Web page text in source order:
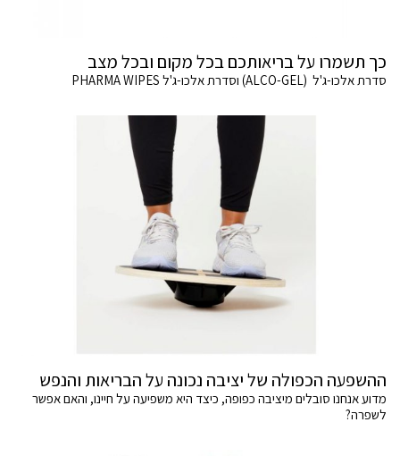
כך תשמרו על בריאותכם בכל מקום ובכל מצב
סדרת אלכו-ג'ל (ALCO-GEL) וסדרת אלכו-ג'ל PHARMA WIPES
ההשפעה הכפולה של יציבה נכונה על הבריאות והנפש
מדוע אנחנו סובלים מיציבה כפופה, כיצד היא משפיעה על חיינו, והאם אפשר
לשפרה?